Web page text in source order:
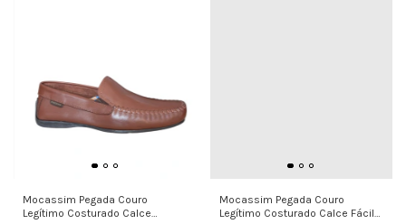
Mocassim Pegada Couro
Legítimo Costurado Calce
Mocassim Pegada Couro
Legítimo Costurado Calce Fácil